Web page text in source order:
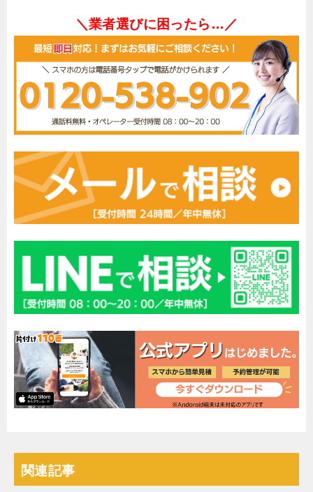
＼業者選びに困ったら…／
関連記事